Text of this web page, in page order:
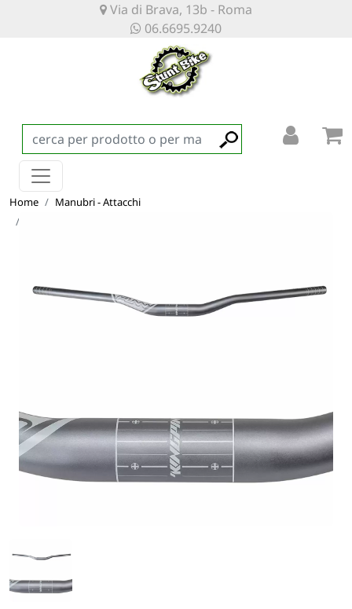
Via di Brava, 13b - Roma
06.6695.9240
Home
Manubri - Attacchi